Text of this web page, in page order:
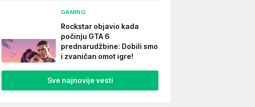
GAMING
Rockstar objavio kada
počinju GTA 6
prednarudžbine: Dobili smo
i zvaničan omot igre!
Sve najnovije vesti